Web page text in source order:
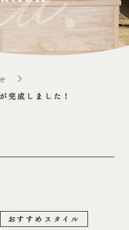
成しました！
おすすめスタイル